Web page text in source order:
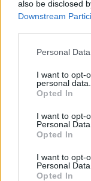
also be disclosed
Downstream
Personal
I want to opt-
personal data.
Opted In
I want to opt-
Personal Data.
Opted In
I want to opt-
Personal
Opted In